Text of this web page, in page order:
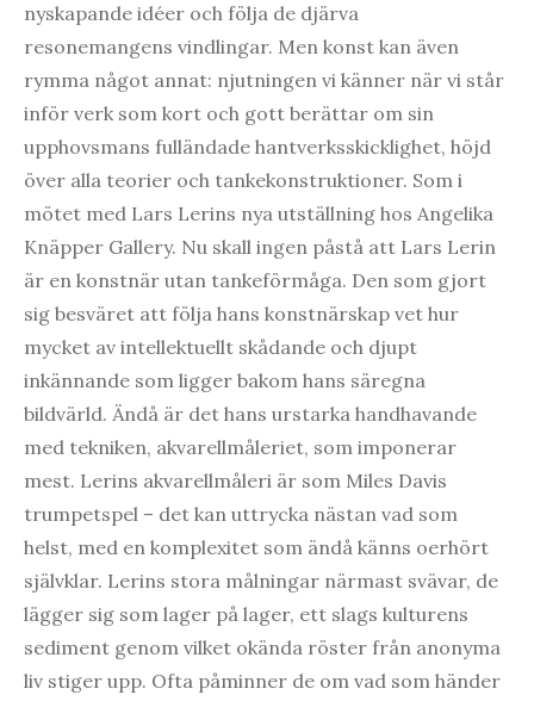
nyskapande idéer och följa de djärva
resonemangens vindlingar. Men konst kan även
rymma något annat: njutningen vi känner när vi står
inför verk som kort och gott berättar om sin
upphovsmans fulländade hantverksskicklighet, höjd
över alla teorier och tankekonstruktioner. Som i
mötet med Lars Lerins nya utställning hos Angelika
Knäpper Gallery. Nu skall ingen påstå att Lars Lerin
är en konstnär utan tankeförmåga. Den som gjort
sig besväret att följa hans konstnärskap vet hur
mycket av intellektuellt skådande och djupt
inkännande som ligger bakom hans säregna
bildvärld. Ändå är det hans urstarka handhavande
med tekniken, akvarellmåleriet, som imponerar
mest. Lerins akvarellmåleri är som Miles Davis
trumpetspel – det kan uttrycka nästan vad som
helst, med en komplexitet som ändå känns oerhört
självklar. Lerins stora målningar närmast svävar, de
lägger sig som lager på lager, ett slags kulturens
sediment genom vilket okända röster från anonyma
liv stiger upp. Ofta påminner de om vad som händer